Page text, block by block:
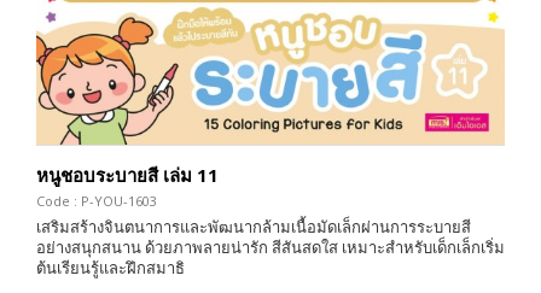
หนูชอบระบายสี เล่ม 11
Code : P-YOU-1603
เสริมสร้างจินตนาการและพัฒนากล้ามเนื้อมัดเล็กผ่านการระบายสี
อย่างสนุกสนาน ด้วยภาพลายน่ารัก สีสันสดใส เหมาะสำหรับเด็กเล็กเริ่ม
ต้นเรียนรู้และฝึกสมาธิ